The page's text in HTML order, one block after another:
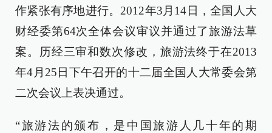
作紧张有序地进行。2012年3月14日，全国人大
财经委第64次全体会议审议并通过了旅游法草
案。历经三审和数次修改，旅游法终于在2013
年4月25日下午召开的十二届全国人大常委会第
二次会议上表决通过。
“旅游法的颁布，是中国旅游人几十年的期